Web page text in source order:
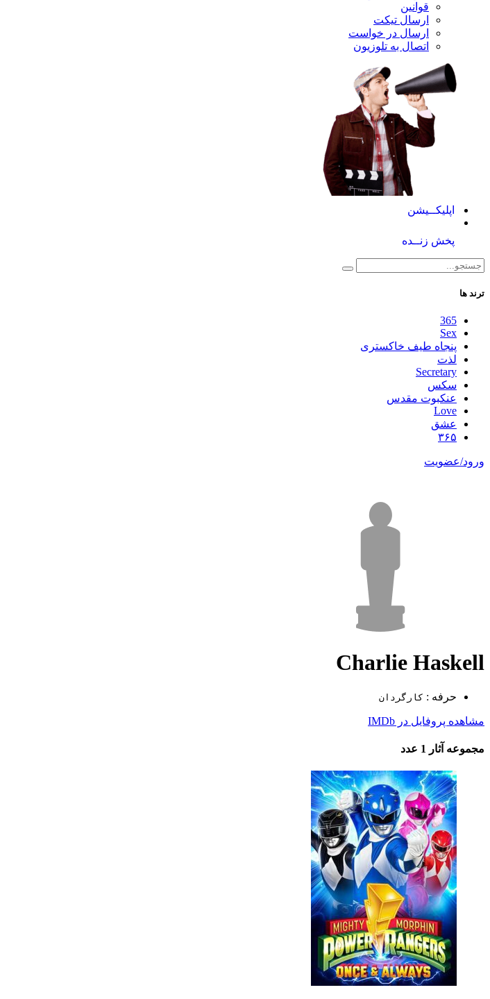
قوانین
ارسال تیکت
ارسال در خواست
اتصال به تلوزیون
اپلیکــیشن
پخش زنــده
ترند ها
365
Sex
پنجاه طیف خاکستری
لذت
Secretary
سکس
عنکبوت مقدس
Love
عشق
۳۶۵
ورود/عضویت
Charlie Haskell
حرفه : کارگردان
مشاهده پروفایل در IMDb
مجموعه آثار 1 عدد